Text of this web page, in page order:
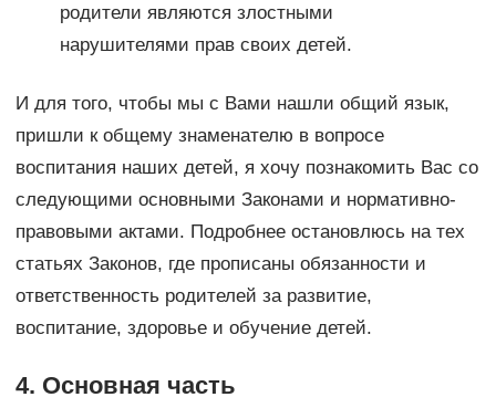
родители являются злостными
нарушителями прав своих детей.
И для того, чтобы мы с Вами нашли общий язык,
пришли к общему знаменателю в вопросе
воспитания наших детей, я хочу познакомить Вас со
следующими основными Законами и нормативно-
правовыми актами. Подробнее остановлюсь на тех
статьях Законов, где прописаны обязанности и
ответственность родителей за развитие,
воспитание, здоровье и обучение детей.
4. Основная часть